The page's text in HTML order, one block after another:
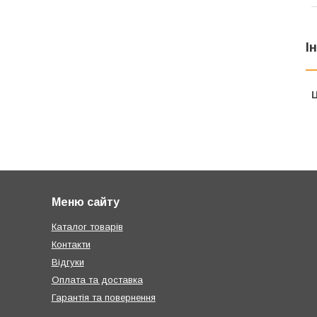
Меню сайту
Каталог товарів
Контакти
Відгуки
Оплата та доставка
Гарантія та повернення